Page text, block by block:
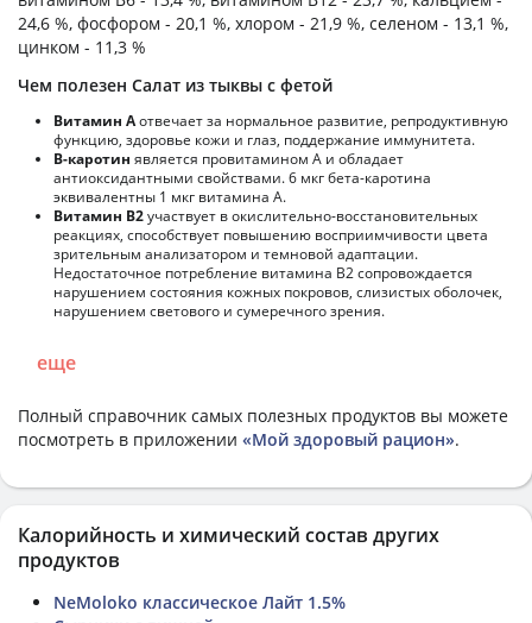
24,6 %, фосфором - 20,1 %, хлором - 21,9 %, селеном - 13,1 %,
цинком - 11,3 %
Чем полезен Салат из тыквы с фетой
Витамин Аотвечает за нормальное развитие, репродуктивную
функцию, здоровье кожи и глаз, поддержание иммунитета.
В-каротин является провитамином А и обладает
антиоксидантными свойствами. 6 мкг бета-каротина
эквивалентны 1 мкг витамина А.
Витамин В2участвует в окислительно-восстановительных
реакциях, способствует повышению восприимчивости цвета
зрительным анализатором и темновой адаптации.
Недостаточное потребление витамина В2 сопровождается
нарушением состояния кожных покровов, слизистых оболочек,
нарушением светового и сумеречного зрения.
еще
Полный справочник самых полезных продуктов вы можете
посмотреть в приложении «Мой здоровый рацион».
Калорийность и химический состав других
продуктов
NeMoloko классическое Лайт 1.5%